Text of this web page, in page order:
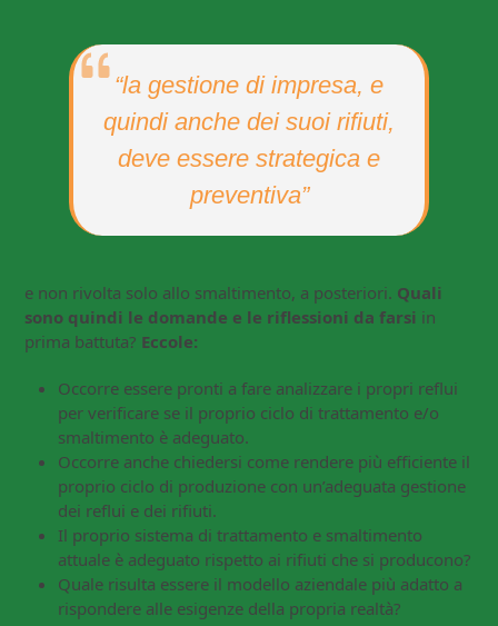
“la gestione di impresa, e
quindi anche dei suoi rifiuti,
deve essere strategica e
preventiva”
e non rivolta solo allo smaltimento, a posteriori. Quali
sono quindi le domande e le riflessioni da farsi in
prima battuta? Eccole:
Occorre essere pronti a fare analizzare i propri reflui
per verificare se il proprio ciclo di trattamento e/o
smaltimento è adeguato.
Occorre anche chiedersi come rendere più efficiente il
proprio ciclo di produzione con un’adeguata gestione
dei reflui e dei rifiuti.
Il proprio sistema di trattamento e smaltimento
attuale è adeguato rispetto ai rifiuti che si producono?
Quale risulta essere il modello aziendale più adatto a
rispondere alle esigenze della propria realtà?